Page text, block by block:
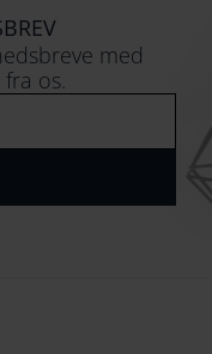
med
os.